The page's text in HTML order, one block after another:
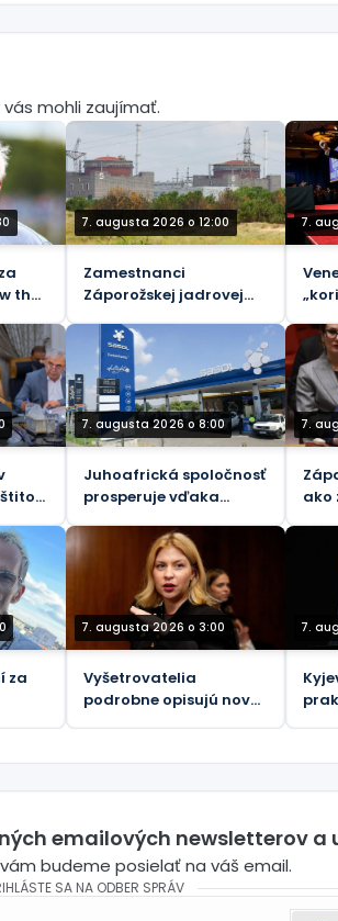
mohli zaujímať.
the
7. augusta 2026 o 12:00
Zamestnanci
Záporožskej jadrovej
ukrajinskými
nášľapnými mínami,
povedal generálny
riaditeľ Rosatomu
7.
7. augusta 2026 o 8:00
Juhoafrická spoločnosť
prosperuje vďaka
vojne proti Iránu
7.
ako
za
7. augusta 2026 o 3:00
Vyšetrovatelia
podrobne opisujú nové
7.
emailových newsletterov a
budeme posielať na váš email.
SA NA ODBER SPRÁV